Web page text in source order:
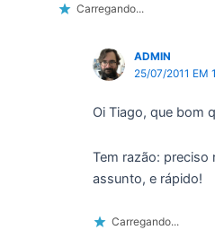
Carregando...
ADMIN
25/07/2011 EM
Oi Tiago, que bom
Tem razão: preciso
assunto, e rápido!
Carregando...